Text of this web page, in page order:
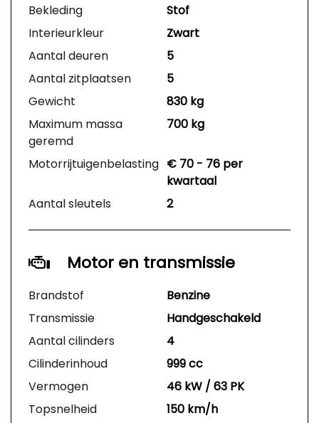
Bekleding
Stof
Interieurkleur
Zwart
Aantal deuren
5
Aantal zitplaatsen
5
Gewicht
830 kg
Maximum massa
geremd
700 kg
Motorrijtuigenbelasting € 70 - 76 per
kwartaal
Aantal sleutels
2
Motor en transmissie
Brandstof
Benzine
Transmissie
Handgeschakeld
Aantal cilinders
4
Cilinderinhoud
999 cc
Vermogen
46 kW / 63 PK
Topsnelheid
150 km/h